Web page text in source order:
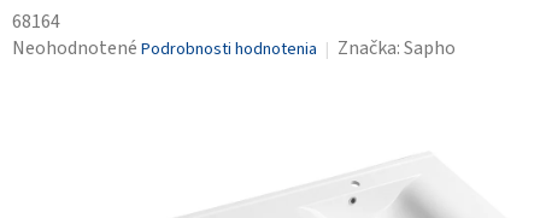
68164
Priemerné
Neohodnotené Podrobnosti hodnotenia Značka:Sapho